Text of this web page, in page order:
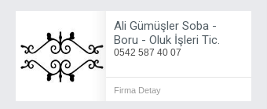
Ali Gümüşler Soba -
Boru - Oluk İşleri Tic.
0542 587 40 07
Firma Detay